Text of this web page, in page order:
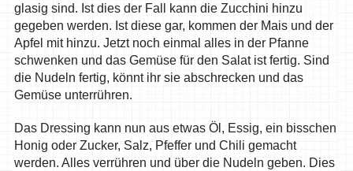
glasig sind. Ist dies der Fall kann die Zucchini hinzu
gegeben werden. Ist diese gar, kommen der Mais und der
Apfel mit hinzu. Jetzt noch einmal alles in der Pfanne
schwenken und das Gemüse für den Salat ist fertig. Sind
die Nudeln fertig, könnt ihr sie abschrecken und das
Gemüse unterrühren.
Das Dressing kann nun aus etwas Öl, Essig, ein bisschen
Honig oder Zucker, Salz, Pfeffer und Chili gemacht
werden. Alles verrühren und über die Nudeln geben. Dies